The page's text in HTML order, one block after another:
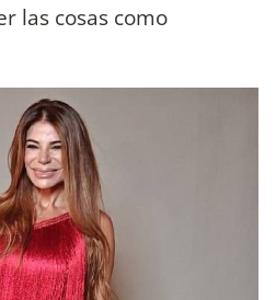
las cosas como